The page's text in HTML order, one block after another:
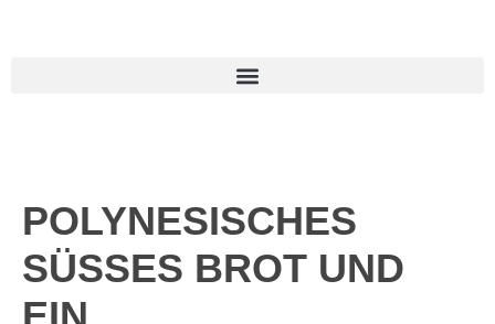
POLYNESISCHES
SÜSSES BROT UND E